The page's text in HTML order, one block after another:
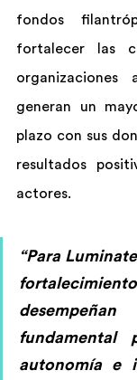
fondos
fortalecer las
generan un
plazo con sus
resultados
actores.
“Para
fundamental
autonomía e